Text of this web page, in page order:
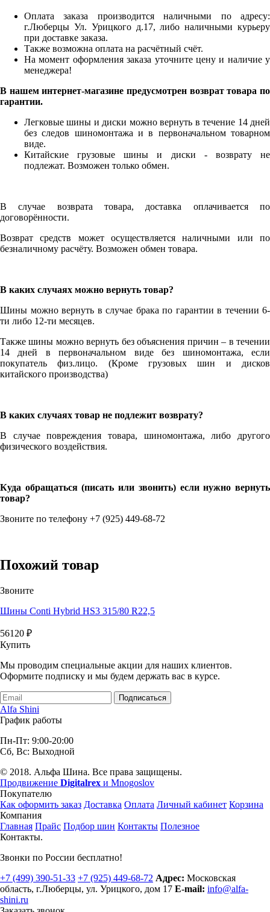
Оплата заказа производится наличными по адресу:
г.Люберцы Ул. Урицкого д.17, либо наличными курьеру
при доставке заказа.
Также возможна оплата на расчётный счёт.
На момент оформления заказа уточните цену и наличие у
менеджера!
В нашем интернет-магазине предусмотрен возврат товара по
гарантии.
Легковые шины и диски можно вернуть в течение 14 дней
без следов шиномонтажа и в первоначальном товарном
виде.
Китайские грузовые шины и диски - возврату не
подлежат. Возможен только обмен.
В случае возврата товара, доставка оплачивается по
договорённости.
Возврат средств может осуществляется наличными или по
безналичному расчёту. Возможен обмен товара.
В каких случаях можно вернуть товар?
Шины можно вернуть в случае брака по гарантии в течении 6-
ти либо 12-ти месяцев.
Также шины можно вернуть без объяснения причин – в течении
14 дней в первоначальном виде без шиномонтажа, если
покупатель физ.лицо. (Кроме грузовых шин и дисков
китайского производства)
В каких случаях товар не подлежит возврату?
В случае повреждения товара, шиномонтажа, либо другого
физического воздействия.
Куда обращаться (писать или звонить) если нужно вернуть
товар?
Звоните по телефону +7 (925) 449-68-72
Похожий товар
Звоните
Шины Conti Hybrid HS3 315/80 R22,5
56120 ₽
Купить
Мы проводим специальные акции для наших клиентов.
Оформите подписку и мы будем держать вас в курсе.
Подписаться
Alfa Shini
График работы
Пн-Пт: 9:00-20:00
Сб, Вс: Выходной
© 2018. Альфа Шина. Все права защищены.
Продвижение Digitalrex и Mnogoslov
Покупателю
Как оформить заказ Доставка Оплата Личный кабинет Корзина
Компания
Главная Прайс Подбор шин Контакты Полезное
Контакты.
Звонки по России бесплатно!
+7 (499) 390-51-33 +7 (925) 449-68-72 Адрес: Московская
область, г.Люберцы, ул. Урицкого, дом 17 E-mail: info@alfa-
shini.ru